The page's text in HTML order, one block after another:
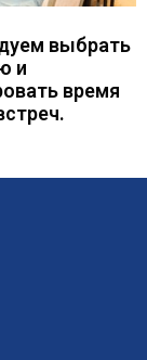
выбрать
и
время